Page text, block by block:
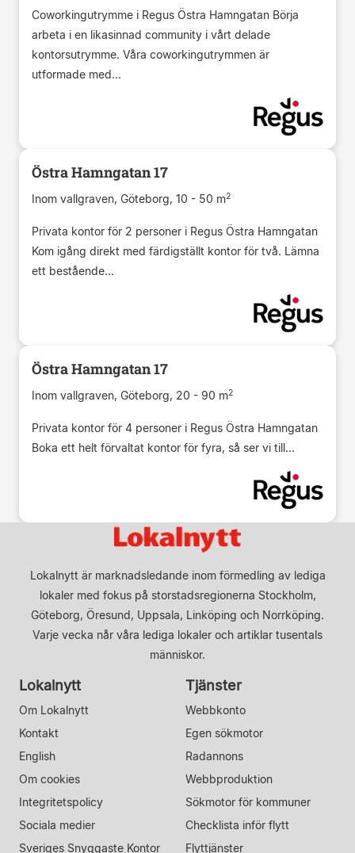
Coworkingutrymme i Regus Östra Hamngatan Börja
arbeta i en likasinnad community i vårt delade
kontorsutrymme. Våra coworkingutrymmen är
utformade med...
Östra Hamngatan 17
Inom vallgraven, Göteborg, 10 - 50 m2
Privata kontor för 2 personer i Regus Östra Hamngatan
Kom igång direkt med färdigställt kontor för två. Lämna
ett bestående...
Östra Hamngatan 17
Inom vallgraven, Göteborg, 20 - 90 m2
Privata kontor för 4 personer i Regus Östra Hamngatan
Boka ett helt förvaltat kontor för fyra, så ser vi till...
Lokalnytt är marknadsledande inom förmedling av lediga
lokaler med fokus på storstadsregionerna Stockholm,
Göteborg, Öresund, Uppsala, Linköping och Norrköping.
Varje vecka når våra lediga lokaler och artiklar tusentals
människor.
Lokalnytt
Om Lokalnytt
Kontakt
English
Om cookies
Integritetspolicy
Sociala medier
Sveriges Snyggaste Kontor
Tjänster
Webbkonto
Egen sökmotor
Radannons
Webbproduktion
Sökmotor för kommuner
Checklista inför flytt
Flyttjänster